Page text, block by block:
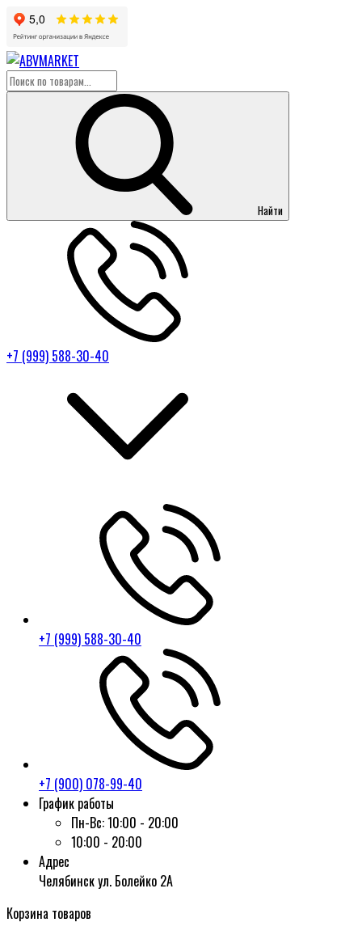
Найти
+7 (999) 588-30-40
+7 (999) 588-30-40
+7 (900) 078-99-40
График работы
Пн-Вс:10:00 - 20:00
10:00 - 20:00
Адрес
Челябинск ул. Болейко 2А
Корзина товаров